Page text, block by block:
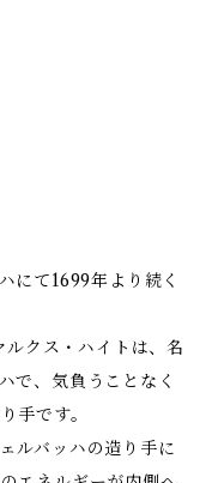
にて1699年より続く
クス・ハイトは、名
で、気負うことなく
手です。
ルバッハの造り手に